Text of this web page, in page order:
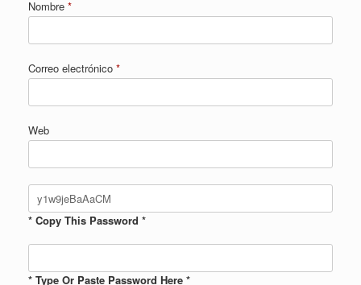
Nombre *
Correo electrónico *
Web
* Copy This Password *
* Type Or Paste Password Here *